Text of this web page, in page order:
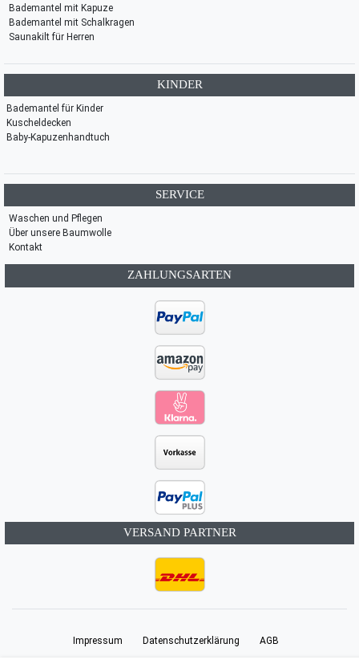
Bademantel mit Kapuze
Bademantel mit Schalkragen
Saunakilt für Herren
KINDER
Bademantel für Kinder
Kuscheldecken
Baby-Kapuzenhandtuch
SERVICE
Waschen und Pflegen
Über unsere Baumwolle
Kontakt
ZAHLUNGSARTEN
VERSAND PARTNER
Impressum Daten­schutz­erklärung AGB